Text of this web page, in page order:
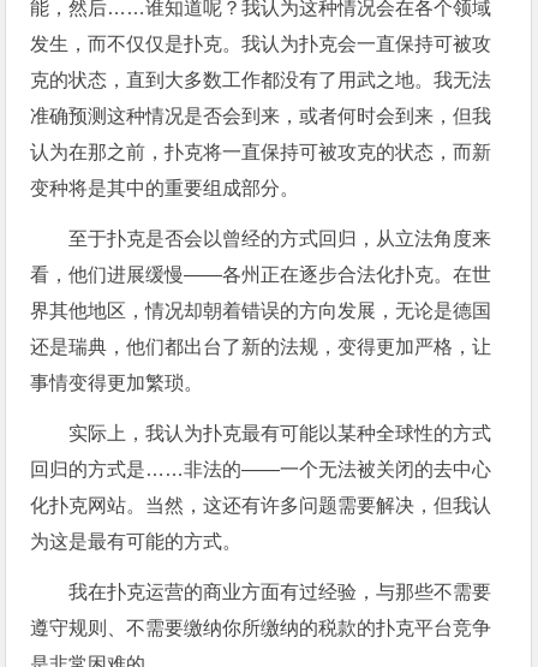
能，然后……谁知道呢？我认为这种情况会在各个领域
发生，而不仅仅是扑克。我认为扑克会一直保持可被攻
克的状态，直到大多数工作都没有了用武之地。我无法
准确预测这种情况是否会到来，或者何时会到来，但我
认为在那之前，扑克将一直保持可被攻克的状态，而新
变种将是其中的重要组成部分。
至于扑克是否会以曾经的方式回归，从立法角度来
看，他们进展缓慢——各州正在逐步合法化扑克。在世
界其他地区，情况却朝着错误的方向发展，无论是德国
还是瑞典，他们都出台了新的法规，变得更加严格，让
事情变得更加繁琐。
实际上，我认为扑克最有可能以某种全球性的方式
回归的方式是……非法的——一个无法被关闭的去中心
化扑克网站。当然，这还有许多问题需要解决，但我认
为这是最有可能的方式。
我在扑克运营的商业方面有过经验，与那些不需要
遵守规则、不需要缴纳你所缴纳的税款的扑克平台竞争